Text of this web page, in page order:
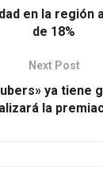
en la región
de 18%
Next Post
ya tiene
la